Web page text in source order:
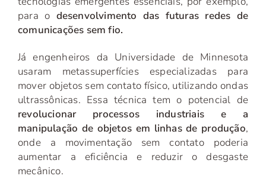
para o desenvolvimento das futuras redes de
comunicações sem fio.
Já engenheiros da Universidade de Minnesota
usaram metassuperfícies especializadas para
mover objetos sem contato físico, utilizando ondas
ultrassônicas. Essa técnica tem o potencial de
revolucionar processos industriais e a
manipulação de objetos em linhas de produção,
onde a movimentação sem contato poderia
aumentar a eficiência e reduzir o desgaste
mecânico.